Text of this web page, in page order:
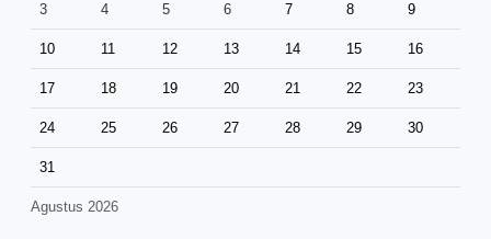
Agustus 2026
3 4 5 6 7 8 9
10 11 12 13 14 15 16
17 18 19 20 21 22 23
24 25 26 27 28 29 30
31